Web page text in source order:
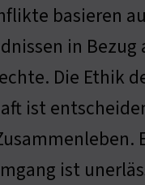
basieren
in Bezug
Die Ethik
ist
ist